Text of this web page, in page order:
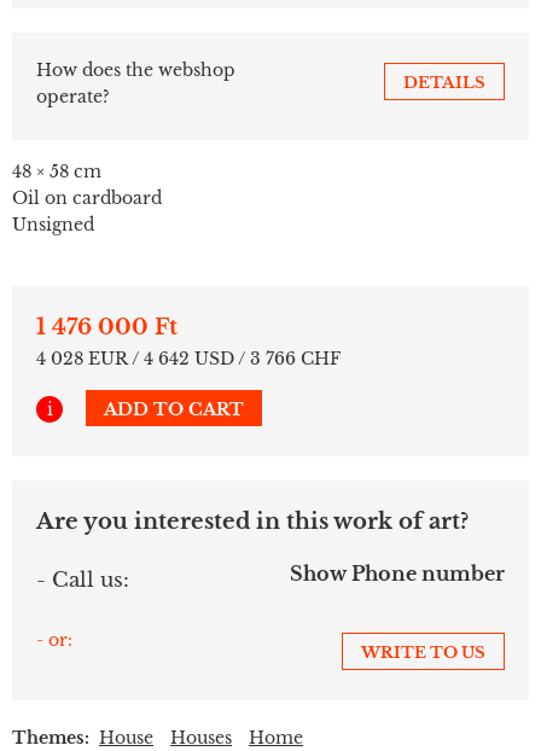
How does the webshop
operate?
DETAILS
48 × 58 cm
Oil on cardboard
Unsigned
1 476 000 Ft
4 028 EUR / 4 642 USD / 3 766 CHF
i ADD TO CART
Are you interested in this work of art?
- Call us: Show Phone number
- or:
WRITE TO US
Themes: House Houses Home